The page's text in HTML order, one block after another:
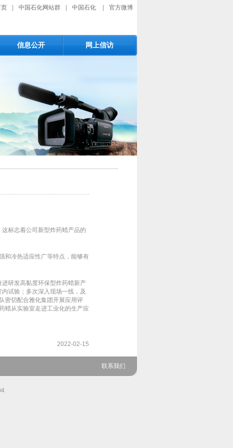
中国石化网站群 中国石化 官方微博
信息公开 网上信访
标志着公司新型炸药蜡产品的
和冷热适应性广等特点，能够有
研发高黏度环保型炸药蜡新产
试验；多次深入现场一线，及
密切配合雅化集团开展应用评
蜡从实验室走进工业化的生产应
2022-02-15
联系我们